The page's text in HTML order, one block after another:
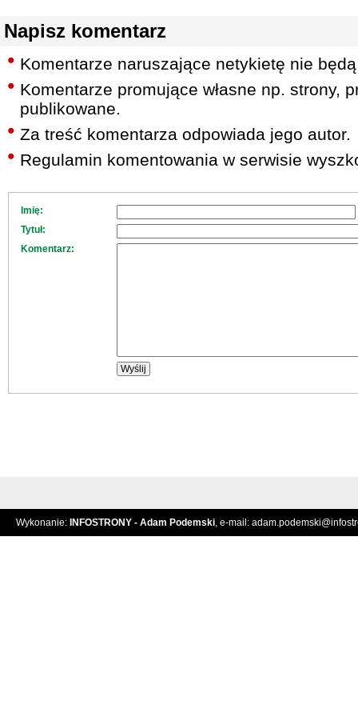
Napisz komentarz
Komentarze naruszające netykietę nie
Komentarze promujące własne np. strony,
publikowane.
Za treść komentarza odpowiada jego autor.
Regulamin komentowania w serwisie
Imię:
Tytuł:
Komentarz:
Wykonanie: INFOSTRONY - Adam Podemski, e-mail: